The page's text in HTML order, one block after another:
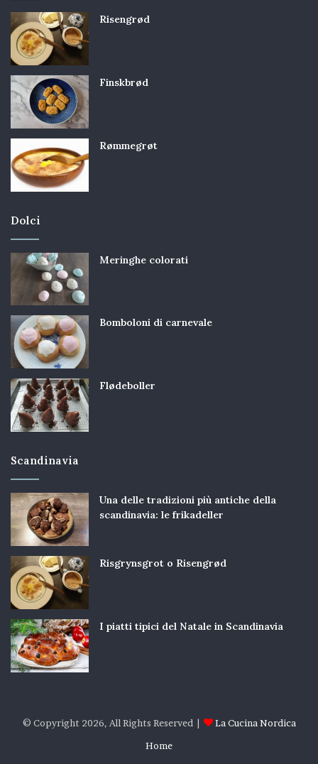
Risengrød
Finskbrød
Rømmegrøt
Dolci
Meringhe colorati
Bomboloni di carnevale
Flødeboller
Scandinavia
Una delle tradizioni più antiche della
scandinavia: le frikadeller
Risgrynsgrot o Risengrød
I piatti tipici del Natale in Scandinavia
© Copyright 2026, All Rights Reserved |
La Cucina Nordica
Home